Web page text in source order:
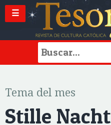
☰
Tema del mes
Stille Nacht